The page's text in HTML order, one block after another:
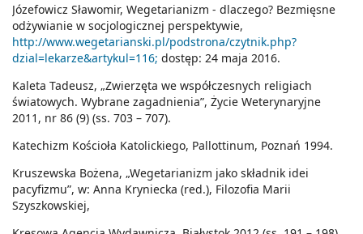
Józefowicz Sławomir, Wegetarianizm - dlaczego? Bezmięsne
odżywianie w socjologicznej perspektywie,
http://www.wegetarianski.pl/podstrona/czytnik.php?
dzial=lekarze&artykul=116; dostęp: 24 maja 2016.
Kaleta Tadeusz, „Zwierzęta we współczesnych religiach
światowych. Wybrane zagadnienia”, Życie Weterynaryjne
2011, nr 86 (9) (ss. 703 – 707).
Katechizm Kościoła Katolickiego, Pallottinum, Poznań 1994.
Kruszewska Bożena, „Wegetarianizm jako składnik idei
pacyfizmu”, w: Anna Kryniecka (red.), Filozofia Marii
Szyszkowskiej,